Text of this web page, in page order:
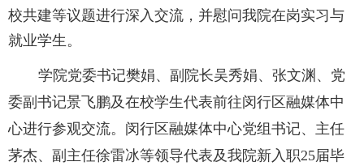
校共建等议题进行深入交流，并慰问我院在岗实习与
就业学生。
学院党委书记樊娟、副院长吴秀娟、张文渊、党
委副书记景飞鹏及在校学生代表前往闵行区融媒体中
心进行参观交流。闵行区融媒体中心党组书记、主任
茅杰、副主任徐雷冰等领导代表及我院新入职25届毕